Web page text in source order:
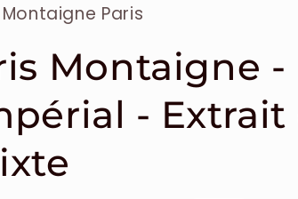
Paris
Montaigne -
-